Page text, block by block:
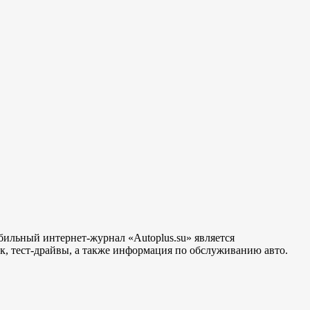
интернет-журнал «Autoplus.su» является
тест-драйвы, а также информация по обслуживанию авто.